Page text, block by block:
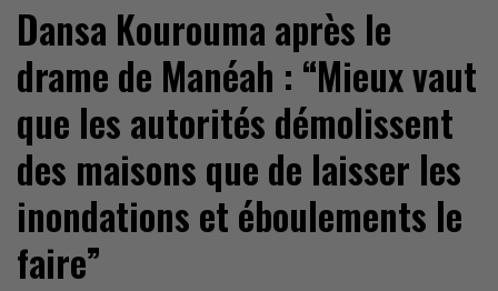
Dansa Kourouma après le
drame de Manéah : “Mieux vaut
que les autorités démolissent
des maisons que de laisser les
inondations et éboulements le
faire”